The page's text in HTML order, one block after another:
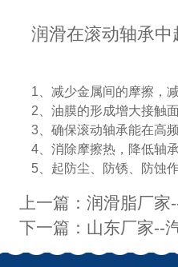
润滑在滚动轴承中
1、减少金属间的摩擦，
2、油膜的形成增大接触
3、确保滚动轴承能在高
4、消除摩擦热，降低轴
5、起防尘、防锈、防蚀
上一篇： 润滑脂厂家
下一篇： 山东厂家--